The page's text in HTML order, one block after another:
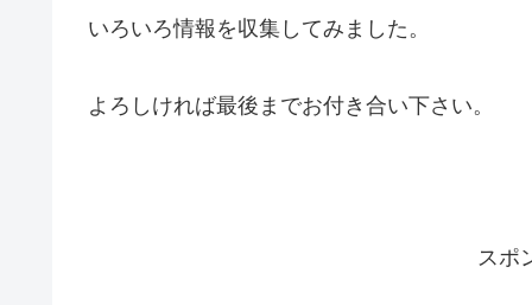
いろいろ情報を収集してみました。
よろしければ最後までお付き合い下さい。
スポ